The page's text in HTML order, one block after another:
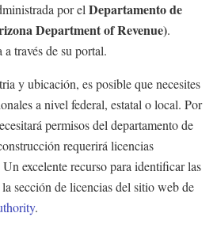
por elDepartamento de
Department of Revenue).
través de su portal.
y ubicación, es posible que necesites
a nivel federal, estatal o local. Por
permisos del departamento de
requerirá licencias
excelente recurso para identificar las
sección de licencias del sitio web de
.